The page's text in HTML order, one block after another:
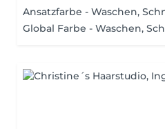
Ansatzfarbe - Waschen,
Global Farbe - Waschen,